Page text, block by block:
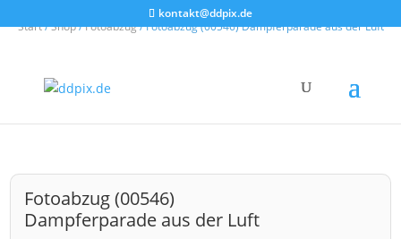
kontakt@ddpix.de
Start/Shop/Fotoabzug/ Fotoabzug (00546) Dampferparade aus der Luft
Fotoabzug (00546)
Dampferparade aus der Luft